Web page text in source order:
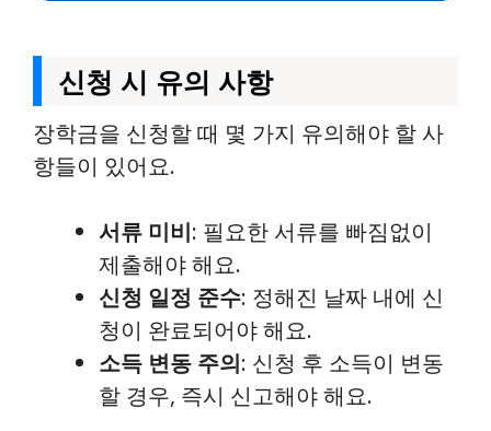
신청 시 유의 사항
장학금을 신청할 때 몇 가지 유의해야 할 사
항들이 있어요.
서류 미비: 필요한 서류를 빠짐없이
제출해야 해요.
신청 일정 준수: 정해진 날짜 내에 신
청이 완료되어야 해요.
소득 변동 주의: 신청 후 소득이 변동
할 경우, 즉시 신고해야 해요.